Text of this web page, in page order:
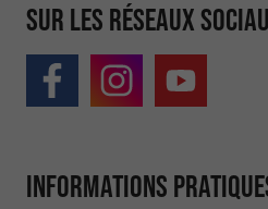
Sur les réseaux
Informations